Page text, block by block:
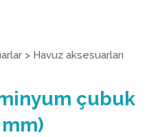
> Havuz aksesuarları
çubuk